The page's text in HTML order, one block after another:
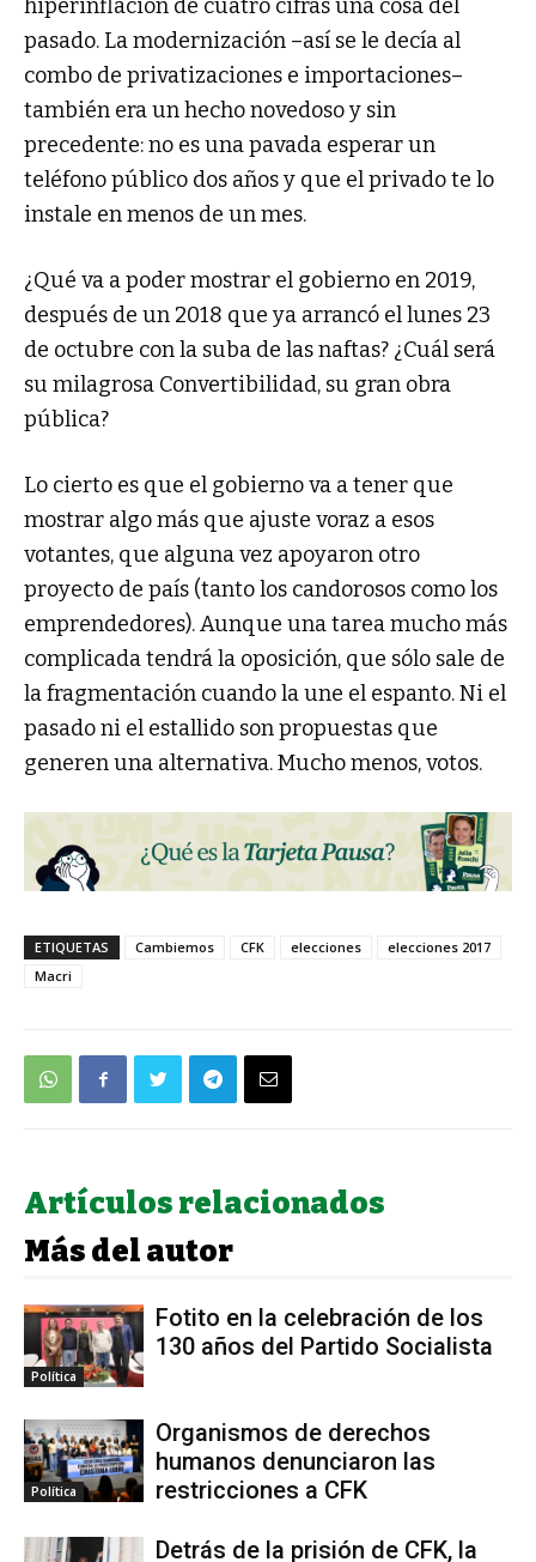
hiperinflación de cuatro cifras una cosa del
pasado. La modernización –así se le decía al
combo de privatizaciones e importaciones–
también era un hecho novedoso y sin
precedente: no es una pavada esperar un
teléfono público dos años y que el privado te lo
instale en menos de un mes.
¿Qué va a poder mostrar el gobierno en 2019,
después de un 2018 que ya arrancó el lunes 23
de octubre con la suba de las naftas? ¿Cuál será
su milagrosa Convertibilidad, su gran obra
pública?
Lo cierto es que el gobierno va a tener que
mostrar algo más que ajuste voraz a esos
votantes, que alguna vez apoyaron otro
proyecto de país (tanto los candorosos como los
emprendedores). Aunque una tarea mucho más
complicada tendrá la oposición, que sólo sale de
la fragmentación cuando la une el espanto. Ni el
pasado ni el estallido son propuestas que
generen una alternativa. Mucho menos, votos.
ETIQUETAS Cambiemos CFK elecciones
elecciones 2017
Macri
Artículos relacionados
Más del autor
Política
Fotito en la celebración de los
130 años del Partido Socialista
Política
Organismos de derechos
humanos denunciaron las
restricciones a CFK
Detrás de la prisión de CFK, la